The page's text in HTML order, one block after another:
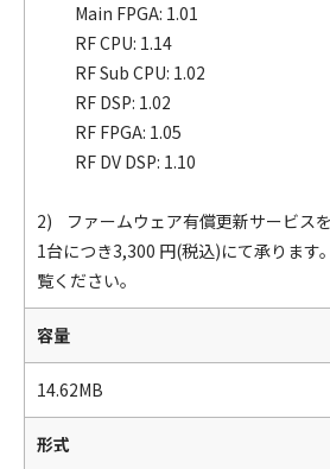
Main FPGA: 1.01
RF CPU: 1.14
RF Sub CPU: 1.02
RF DSP: 1.02
RF FPGA: 1.05
RF DV DSP: 1.10
2) ファームウェア有償更新サービス
1台につき3,300 円(税込)にて承ります
覧ください。
容量
14.62MB
形式